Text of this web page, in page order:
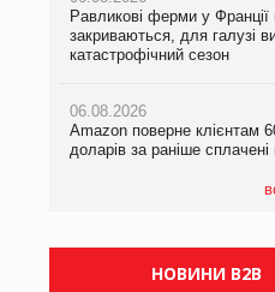
Равликові ферми у Франції
закриваються, для галузі
катастрофічний сезон
06.08.2026
Amazon поверне клієнтам
доларів за раніше сплачені
05.08.2026
ТОКЕРИ
Сергій Лісунов про
Amazon поверне клієнтам
доларів за раніше сплачені
У Євросоюзі набули чинності
правила щодо штучного
НОВИНИ B2B